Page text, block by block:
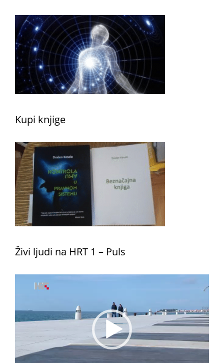
Kupi knjige
Živi ljudi na HRT 1 – Puls
Reproduktor
videozapisa